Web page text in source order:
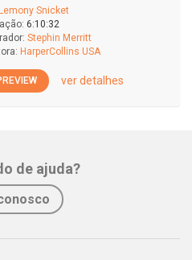
Lemony Snicket
6:10:32
Stephin Merritt
HarperCollins USA
ver detalhes
de ajuda?